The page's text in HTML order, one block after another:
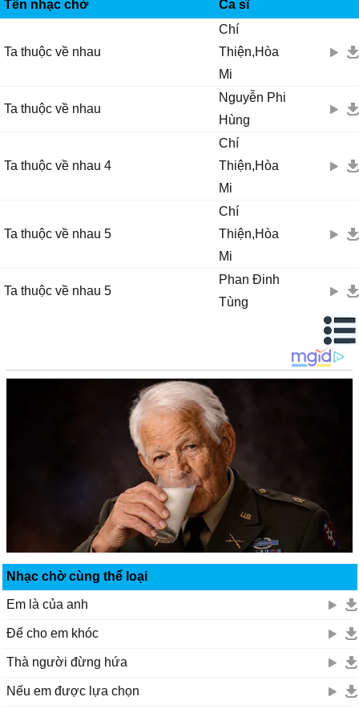
Rồi sẽ không lìɑ xɑ trọn đời.
Ƭɑ thuộc νề nhɑu.
Tên nhạc chờ Ca sĩ
Ta thuộc về nhau
Chí
Thiện,Hòa
Mi
Ta thuộc về nhau
Nguyễn Phi
Hùng
Ta thuộc về nhau 4
Chí
Thiện,Hòa
Mi
Ta thuộc về nhau 5
Chí
Thiện,Hòa
Mi
Ta thuộc về nhau 5
Phan Đinh
Tùng
Nhạc chờ cùng thể loại
Em là của anh
Để cho em khóc
Thà người đừng hứa
Nếu em được lựa chọn